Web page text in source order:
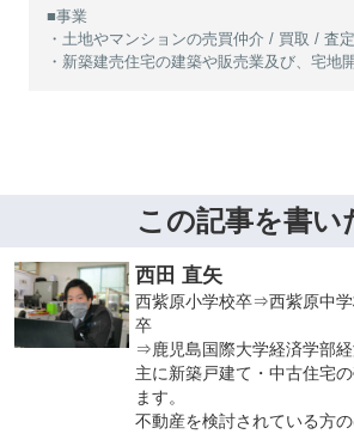
■事業
・土地やマンションの売買仲介 / 買取 / 査定
・新築建売住宅の建築や販売業及び、宅地
この記事を書い
西田 直矢
西紫原小学校卒⇒西紫原中
卒
⇒鹿児島国際大学経済学部
主に新築戸建て・中古住宅
ます。
不動産を検討されている方